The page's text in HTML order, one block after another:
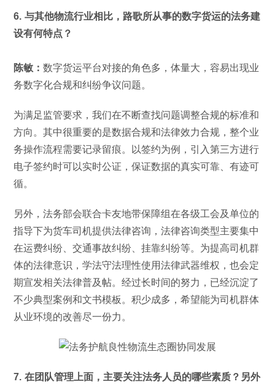
6. 与其他物流行业相比，路歌所从事的数字货运的法务建
设有何特点？
陈敏：数字货运平台对接的角色多，体量大，容易出现业
务数字化合规和纠纷争议问题。
为满足监管要求，我们在不断查找问题调整合规的标准和
方向。其中很重要的是数据合规和法律效力合规，整个业
务操作流程需要记录留痕。以签约为例，引入第三方进行
电子签约时可以实时公证，保证数据的真实可靠、有迹可
循。
另外，法务部会联合卡友地带保障组在各级工会及单位的
指导下为货车司机提供法律咨询，法律咨询类型主要集中
在运费纠纷、交通事故纠纷、挂靠纠纷等。为提高司机群
体的法律意识，学法守法理性使用法律武器维权，也会定
期宣发相关法律普及帖。经过长时间的努力，已经沉淀了
不少典型案例和文书模板。积少成多，希望能为司机群体
从业环境的改善尽一份力。
7. 在团队管理上面，主要关注法务人员的哪些素质？另外